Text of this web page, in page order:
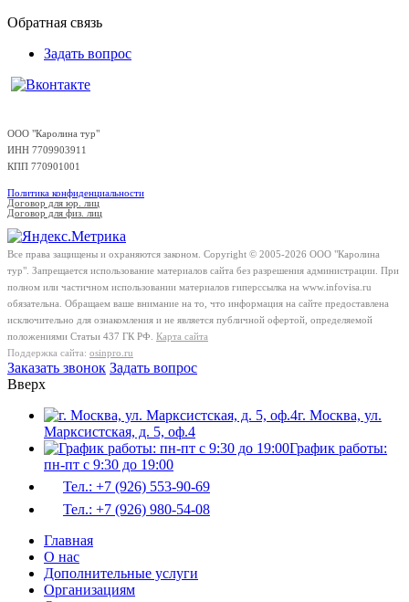
Обратная связь
Задать вопрос
ООО "Каролина тур"
ИНН 7709903911
КПП 770901001
Политика конфиденциальности
Договор для юр. лиц
Договор для физ. лиц
Все права защищены и охраняются законом. Copyright © 2005-2026 OOO "Каролина
тур". Запрещается использование материалов сайта без разрешения администрации. При
полном или частичном использовании материалов гиперссылка на www.infovisa.ru
обязательна. Обращаем ваше внимание на то, что информация на сайте предоставлена
исключительно для ознакомления и не является публичной офертой, определяемой
положениями Статьи 437 ГК РФ. Карта сайта
Поддержка сайта: osinpro.ru
Заказать звонок Задать вопрос
Вверх
г. Москва, ул.
Марксистская, д. 5, оф.4
График работы:
пн-пт с 9:30 до 19:00
Тел.: +7 (926) 553-90-69
Тел.: +7 (926) 980-54-08
Главная
О нас
Дополнительные услуги
Организациям